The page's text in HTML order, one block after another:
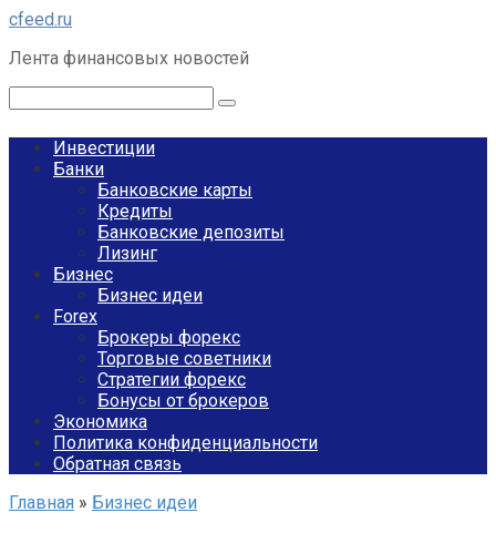
Перейти
контенту
cfeed.ru
Лента финансовых новостей
Инвестиции
Банки
Банковские карты
Кредиты
Банковские депозиты
Лизинг
Бизнес
Бизнес идеи
Forex
Брокеры форекс
Торговые советники
Стратегии форекс
Бонусы от брокеров
Экономика
Политика конфиденциальности
Обратная связь
Главная » Бизнес идеи